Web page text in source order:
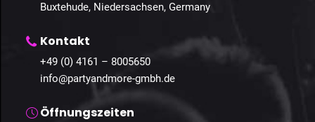
Buxtehude, Niedersachsen, Germany
Kontakt
+49 (0) 4161 – 8005650
info@partyandmore-gmbh.de
Öffnungszeiten